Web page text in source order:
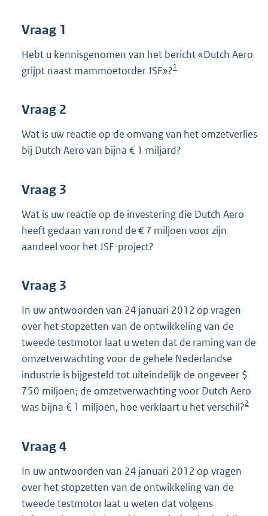
K
b
Vraag 1
Hebt u kennisgenomen van het bericht «Dutch Aero
grijpt naast mammoetorder JSF»?1
Vraag 2
Wat is uw reactie op de omvang van het omzetverlies
bij Dutch Aero van bijna € 1 miljard?
Vraag 3
Wat is uw reactie op de investering die Dutch Aero
heeft gedaan van rond de € 7 miljoen voor zijn
aandeel voor het JSF-project?
Vraag 3
In uw antwoorden van 24 januari 2012 op vragen
over het stopzetten van de ontwikkeling van de
tweede testmotor laat u weten dat de raming van de
omzetverwachting voor de gehele Nederlandse
industrie is bijgesteld tot uiteindelijk de ongeveer $
750 miljoen; de omzetverwachting voor Dutch Aero
was bijna € 1 miljoen, hoe verklaart u het verschil?2
Vraag 4
In uw antwoorden van 24 januari 2012 op vragen
over het stopzetten van de ontwikkeling van de
tweede testmotor laat u weten dat volgens